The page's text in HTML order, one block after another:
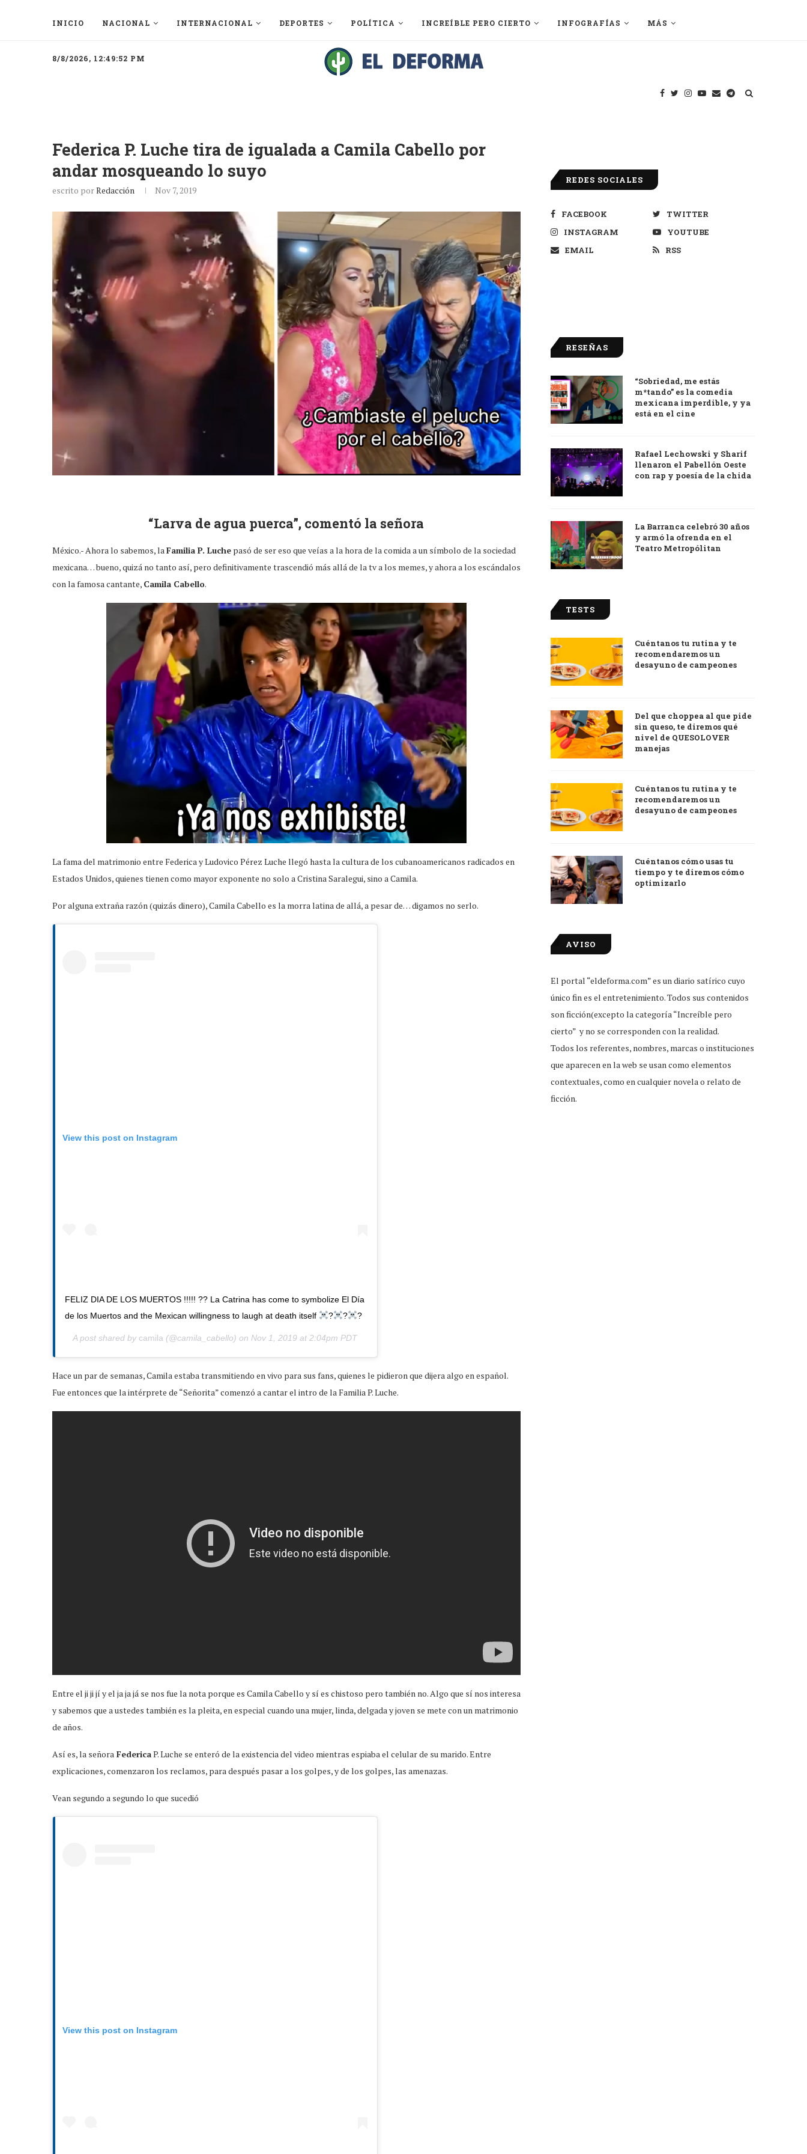
INICIO NACIONAL INTERNACIONAL DEPORTES POLÍTICA INCREÍBLE PERO CIERTO INFOGRAFÍAS MÁS
8/8/2026, 12:49:52 PM
Federica P. Luche tira de igualada a Camila Cabello por
andar mosqueando lo suyo
escrito porRedacción Nov 7, 2019
“Larva de agua puerca”, comentó la señora
México.- Ahora lo sabemos, laFamilia P. Luche pasó de ser eso que veías a la hora de la comida a un símbolo de la sociedad
mexicana… bueno, quizá no tanto así, pero definitivamente trascendió más allá de la tv a los memes, y ahora a los escándalos
con la famosa cantante, Camila Cabello.
La fama del matrimonio entre Federica y Ludovico Pérez Luche llegó hasta la cultura de los cubanoamericanos radicados en
Estados Unidos, quienes tienen como mayor exponente no solo a Cristina Saralegui, sino a Camila.
Por alguna extraña razón (quizás dinero), Camila Cabello es la morra latina de allá, a pesar de… digamos no serlo.
View this post on Instagram
FELIZ DIA DE LOS MUERTOS !!!!! ?? La Catrina has come to symbolize El Día
de los Muertos and the Mexican willingness to laugh at death itself
? ? ?
A post shared by camila (@camila_cabello) on Nov 1, 2019 at 2:04pm PDT
Hace un par de semanas, Camila estaba transmitiendo en vivo para sus fans, quienes le pidieron que dijera algo en español.
Fue entonces que la intérprete de “Señorita” comenzó a cantar el intro de la Familia P. Luche.
Entre el ji ji jí y el ja ja já se nos fue la nota porque es Camila Cabello y sí es chistoso pero también no. Algo que sí nos interesa
y sabemos que a ustedes también es la pleita, en especial cuando una mujer, linda, delgada y joven se mete con un matrimonio
de años.
Así es, la señora FedericaP. Luche se enteró de la existencia del video mientras espiaba el celular de su marido. Entre
explicaciones, comenzaron los reclamos, para después pasar a los golpes, y de los golpes, las amenazas.
Vean segundo a segundo lo que sucedió
View this post on Instagram
REDES SOCIALES
FACEBOOK
TWITTER
INSTAGRAM
YOUTUBE
EMAIL
RSS
RESEÑAS
9.0
“Sobriedad, me estás
m*tando” es la comedia
mexicana imperdible, y ya
está en el cine
Rafael Lechowski y Sharif
llenaron el Pabellón Oeste
con rap y poesía de la chida
La Barranca celebró 30 años
y armó la ofrenda en el
Teatro Metropólitan
TESTS
Cuéntanos tu rutina y te
recomendaremos un
desayuno de campeones
Del que choppea al que pide
sin queso, te diremos qué
nivel de QUESOLOVER
manejas
Cuéntanos tu rutina y te
recomendaremos un
desayuno de campeones
Cuéntanos cómo usas tu
tiempo y te diremos cómo
optimizarlo
AVISO
El portal “eldeforma.com” es un diario satírico cuyo
único fin es el entretenimiento. Todos sus contenidos
son ficción(excepto la categoría “Increíble pero
cierto” y no se corresponden con la realidad.
Todos los referentes, nombres, marcas o instituciones
que aparecen en la web se usan como elementos
contextuales, como en cualquier novela o relato de
ficción.